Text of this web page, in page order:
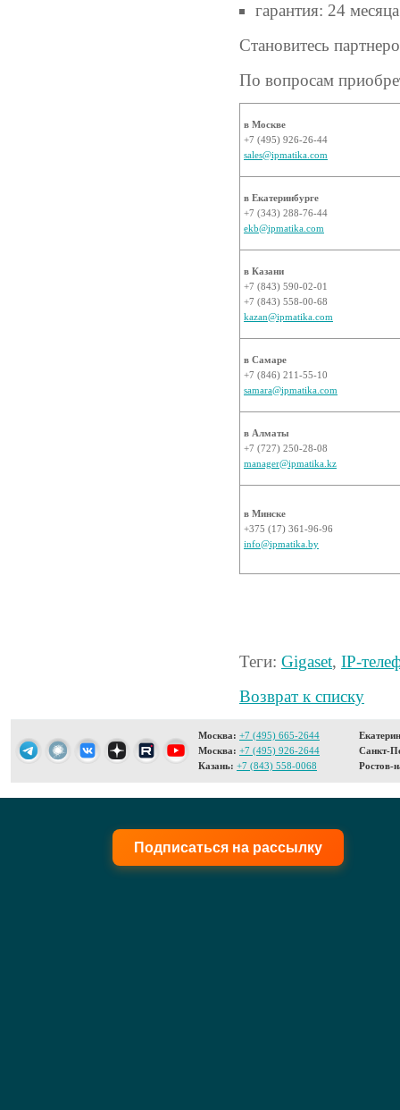
гарантия: 24
Становитесь
По вопросам
в Москве
+7 (495) 926-26-44
sales@ipmatika.com
в Екатеринбурге
+7 (343) 288-76-44
ekb@ipmatika.com
в Казани
+7 (843) 590-02-01
+7 (843) 558-00-68
kazan@ipmatika.com
в Самаре
+7 (846) 211-55-10
samara@ipmatika.com
в Алматы
+7 (727) 250-28-08
manager@ipmatika.kz
в Минске
+375 (17) 361-96-96
info@ipmatika.by
Теги: Gigaset, IP-
Возврат к списку
Москва: +7 (495) 665-2644
Москва: +7 (495) 926-2644
Казань: +7 (843) 558-0068
Санкт-
Ростов-
Подписаться на рассылку